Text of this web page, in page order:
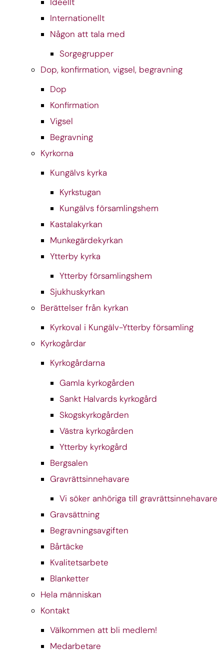
Internationellt
Någon att tala med
Sorgegrupper
Dop, konfirmation, vigsel, begravning
Dop
Konfirmation
Vigsel
Begravning
Kyrkorna
Kungälvs kyrka
Kyrkstugan
Kungälvs församlingshem
Kastalakyrkan
Munkegärdekyrkan
Ytterby kyrka
Ytterby församlingshem
Sjukhuskyrkan
Berättelser från kyrkan
Kyrkoval i Kungälv-Ytterby församling
Kyrkogårdar
Kyrkogårdarna
Gamla kyrkogården
Sankt Halvards kyrkogård
Skogskyrkogården
Västra kyrkogården
Ytterby kyrkogård
Bergsalen
Gravrättsinnehavare
Vi söker anhöriga till gravrättsinnehavare
Gravsättning
Begravningsavgiften
Bårtäcke
Kvalitetsarbete
Blanketter
Hela människan
Kontakt
Välkommen att bli medlem!
Medarbetare